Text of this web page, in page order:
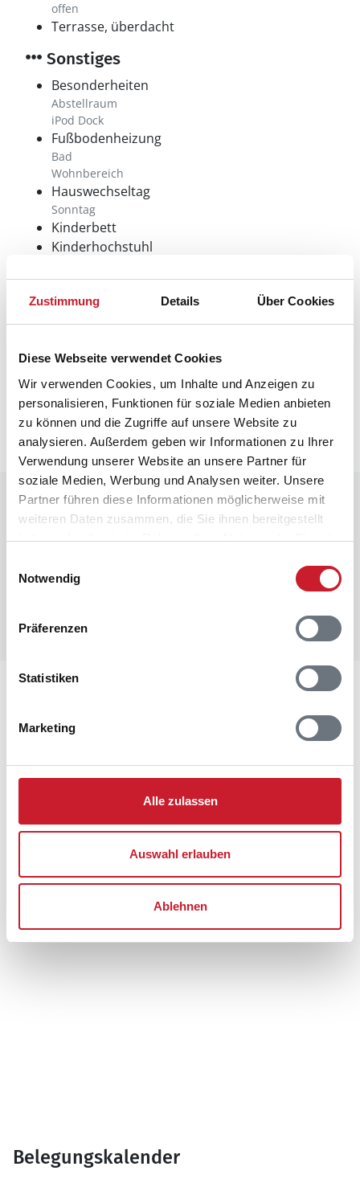
Zustimmung Details Über Cookies
Diese Webseite verwendet Cookies
Wir verwenden Cookies, um Inhalte und Anzeigen zu
personalisieren, Funktionen für soziale Medien anbieten
zu können und die Zugriffe auf unsere Website zu
analysieren. Außerdem geben wir Informationen zu Ihrer
Verwendung unserer Website an unsere Partner für
soziale Medien, Werbung und Analysen weiter. Unsere
Partner führen diese Informationen möglicherweise mit
weiteren Daten zusammen, die Sie ihnen bereitgestellt
haben oder die sie im Rahmen Ihrer Nutzung der Dienste
Notwendig
Präferenzen
Statistiken
Marketing
Alle zulassen
Auswahl erlauben
Ablehnen
offen
Terrasse, überdacht
Sonstiges
Besonderheiten
Abstellraum
iPod Dock
Fußbodenheizung
Bad
Wohnbereich
Hauswechseltag
Sonntag
Kinderbett
Kinderhochstuhl
Wärmepumpe
Luft-Wasser
Neben- und Verbrauchskosten
Die aktuellen Verbrauchskosten finden Sie im
nächsten Schritt im Buchungsformular.
Raumaufteilung
Adresse
Fædriften 1
Belegungskalender